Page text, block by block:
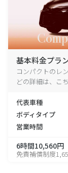
基本料金プラ
コンパクトのレ
どの詳細は、こ
代表車種
ボディタイプ
営業時間
6時間10,560円
免責補償制度